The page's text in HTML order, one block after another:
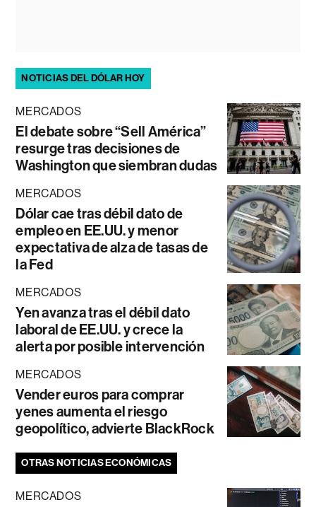
NOTICIAS DEL DÓLAR HOY
MERCADOS
El debate sobre “Sell América”
resurge tras decisiones de
Washington que siembran dudas
MERCADOS
Dólar cae tras débil dato de
empleo en EE.UU. y menor
expectativa de alza de tasas de
la Fed
MERCADOS
Yen avanza tras el débil dato
laboral de EE.UU. y crece la
alerta por posible intervención
MERCADOS
Vender euros para comprar
yenes aumenta el riesgo
geopolítico, advierte BlackRock
OTRAS NOTICIAS ECONÓMICAS
MERCADOS